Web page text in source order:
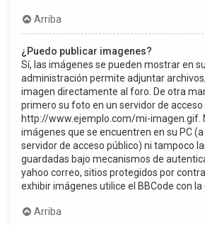
Arriba
¿Puedo publicar imagenes?
Sí, las imágenes se pueden mostrar en
administración permite adjuntar
imagen directamente al foro. De otra
primero su foto en un servidor de acceso
http://www.ejemplo.com/mi-imagen.gif.
imágenes que se encuentren en su PC
servidor de acceso público) ni tampoco
guardadas bajo mecanismos de
yahoo correo, sitios protegidos por
exhibir imágenes utilice el BBCode con la
Arriba